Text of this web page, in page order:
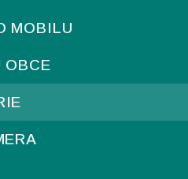
MOBILU
OBCE